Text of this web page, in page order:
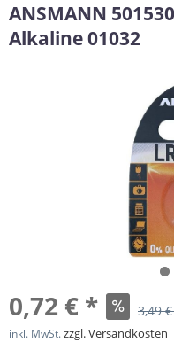
ANSMANN
Alkaline 01032
0,72 € * 3,49
inkl. MwSt.zzgl. Versandkosten